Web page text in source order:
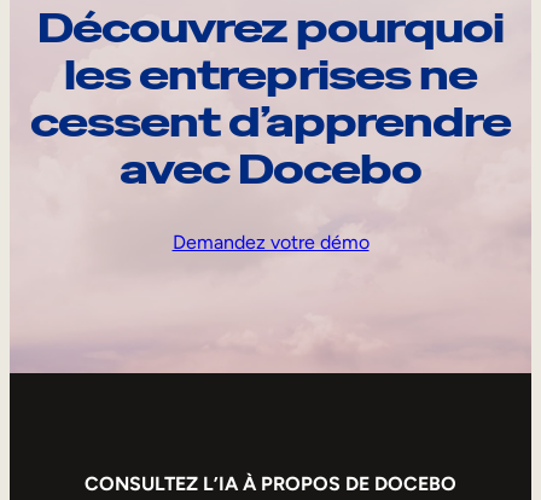
Découvrez pourquoi
les entreprises ne
cessent d’apprendre
avec Docebo
Demandez votre démo
CONSULTEZ L’IA À PROPOS DE DOCEBO